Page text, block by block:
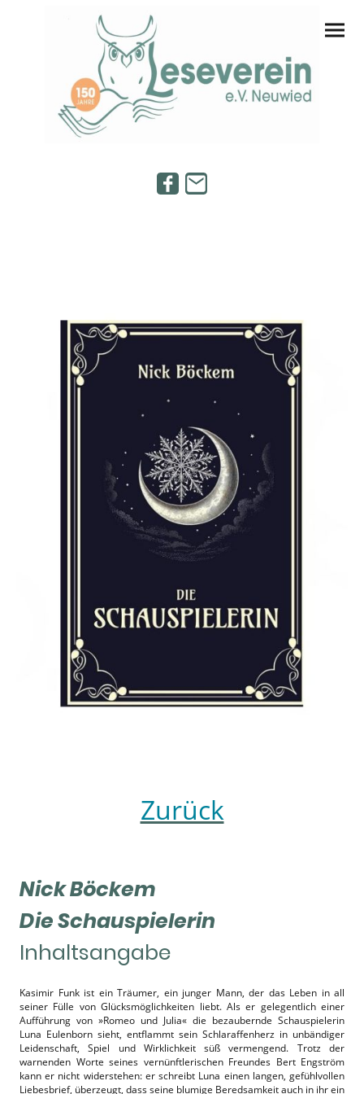
Zurück
Nick Böckem
Die Schauspielerin
Inhaltsangabe
Kasimir Funk ist ein Träumer, ein junger Mann, der das Leben in all
seiner Fülle von Glücksmöglichkeiten liebt. Als er gelegentlich einer
Aufführung von »Romeo und Julia« die bezaubernde Schauspielerin
Luna Eulenborn sieht, entflammt sein Schlaraffenherz in unbändiger
Leidenschaft, Spiel und Wirklichkeit süß vermengend. Trotz der
warnenden Worte seines vernünftlerischen Freundes Bert Engström
kann er nicht widerstehen: er schreibt Luna einen langen, gefühlvollen
Liebesbrief, überzeugt, dass seine blumige Beredsamkeit auch in ihr ein